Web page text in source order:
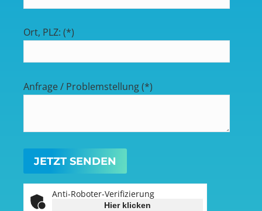
Ort, PLZ: (*)
Anfrage / Problemstellung (*)
Anti-Roboter-Verifizierung
Hier klicken